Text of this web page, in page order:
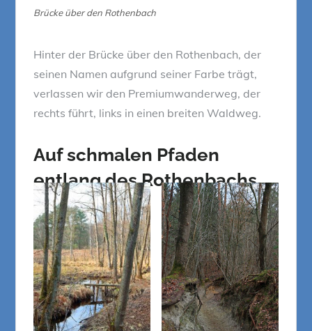
Brücke über den Rothenbach
Hinter der Brücke über den Rothenbach, der
seinen Namen aufgrund seiner Farbe trägt,
verlassen wir den Premiumwanderweg, der
rechts führt, links in einen breiten Waldweg.
Auf schmalen Pfaden
entlang des Rothenbachs